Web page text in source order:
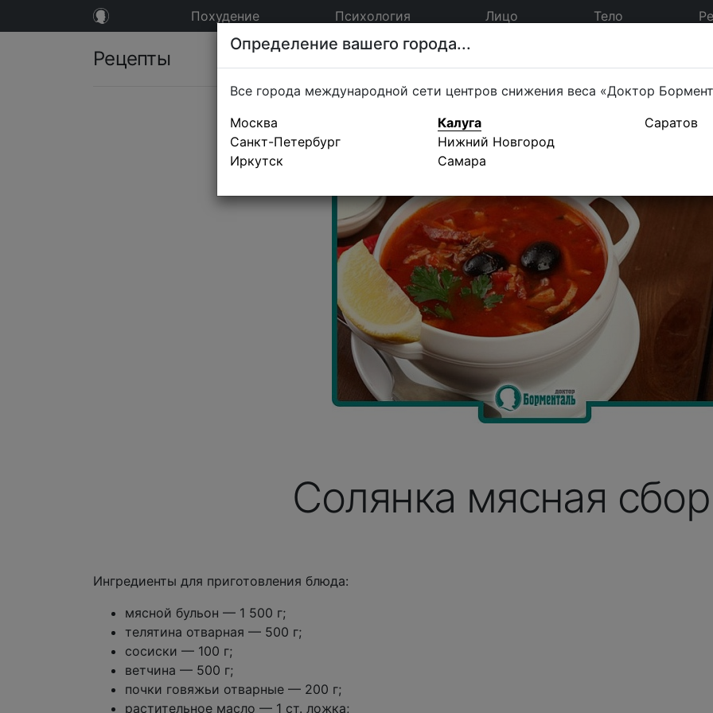
Похудение Психология Лицо Тело
Рецепты
Солянка мясная
Ингредиенты для приготовления блюда:
мясной бульон — 1 500 г;
телятина отварная — 500 г;
сосиски — 100 г;
ветчина — 500 г;
почки говяжьи отварные — 200 г;
растительное масло — 1 ст. ложка;
Определение вашего города...
Все города международной сети центров снижения веса «Доктор
Москва
Санкт-Петербург
Иркутск
Калуга
Нижний Новгород
Самара
Саратов